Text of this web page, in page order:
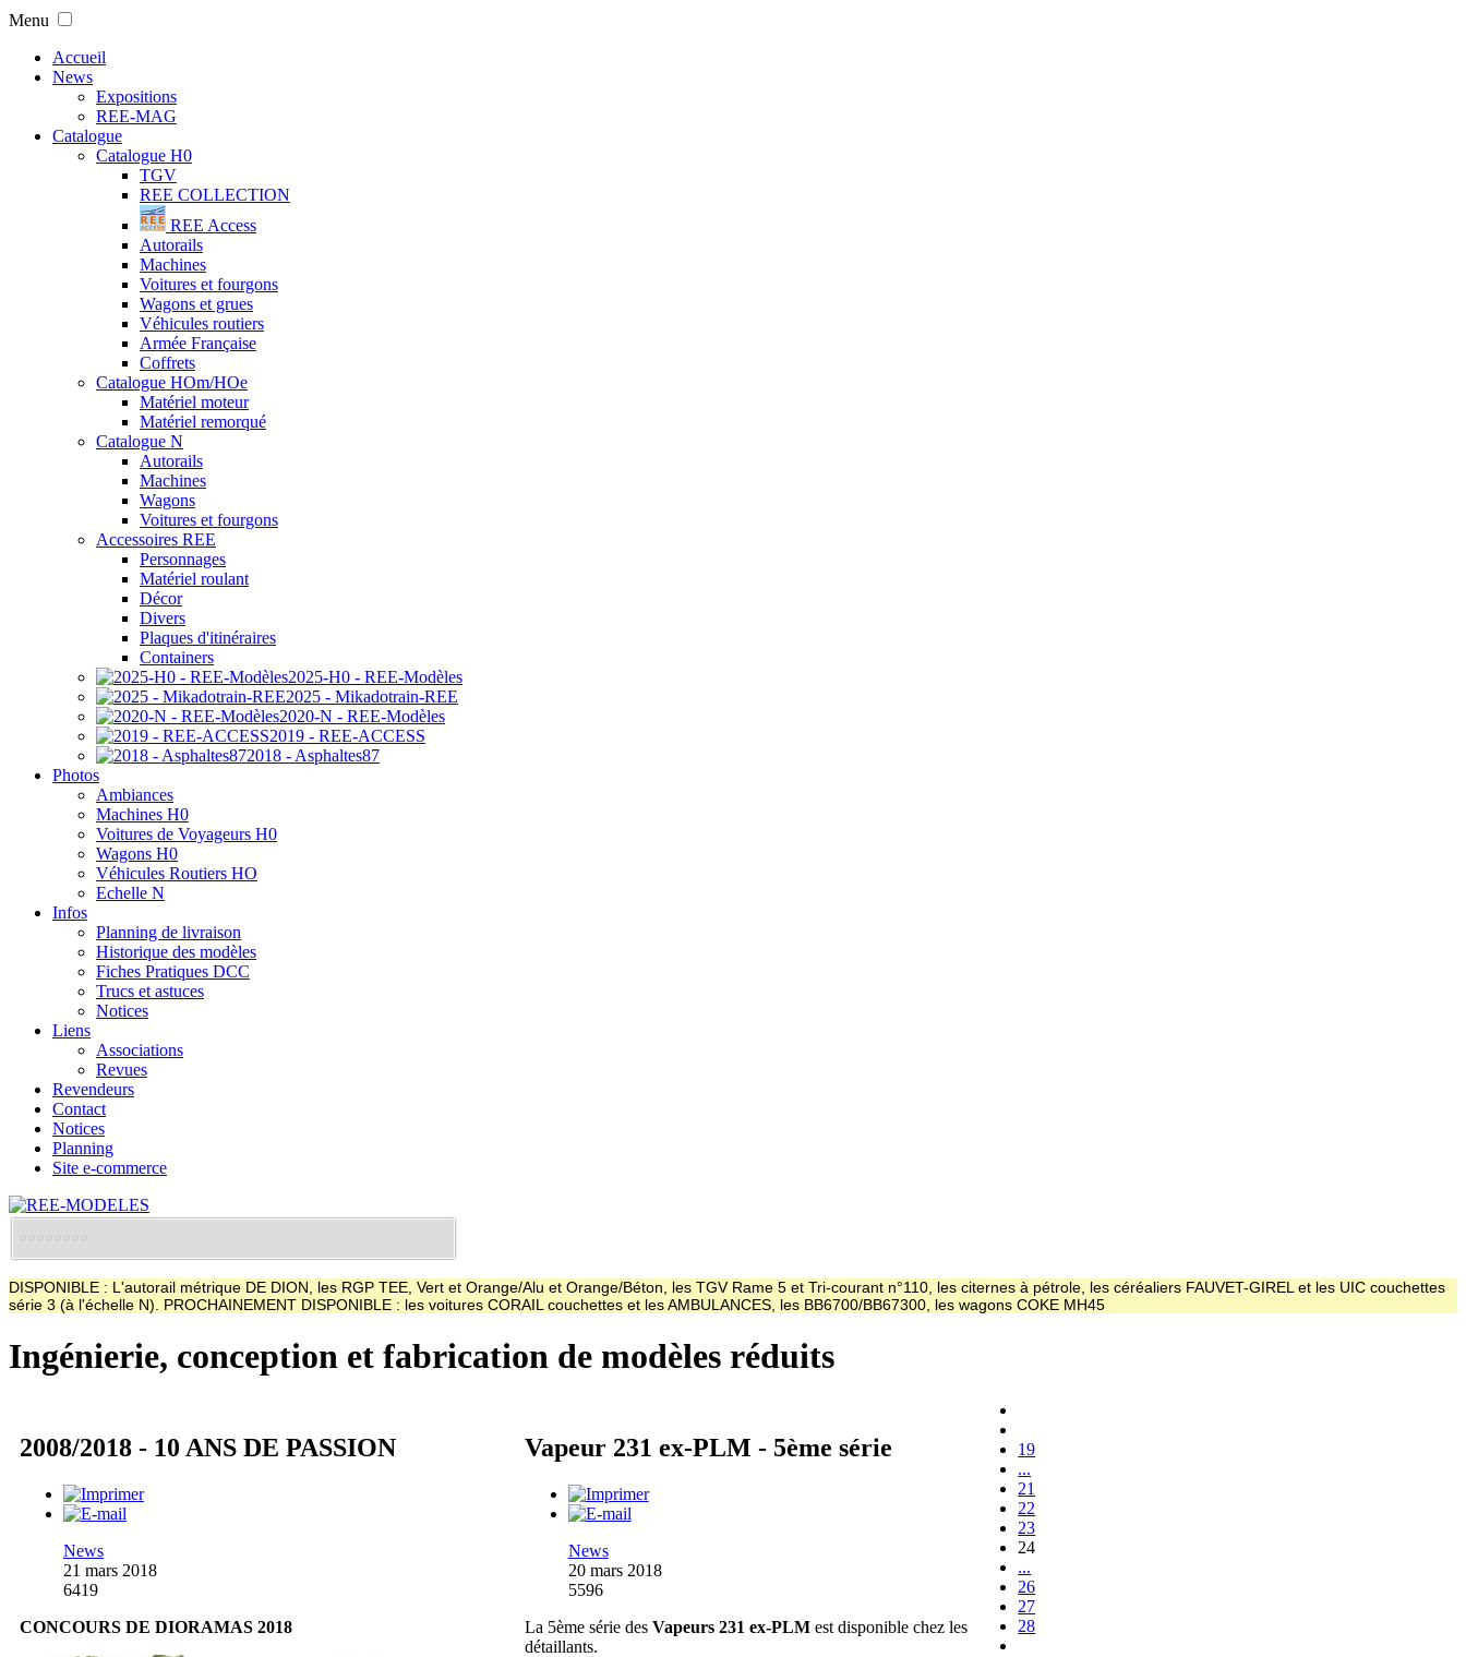
Menu
Accueil
News
Expositions
REE-MAG
Catalogue
Catalogue H0
TGV
REE COLLECTION
REE Access
Autorails
Machines
Voitures et fourgons
Wagons et grues
Véhicules routiers
Armée Française
Coffrets
Catalogue HOm/HOe
Matériel moteur
Matériel remorqué
Catalogue N
Autorails
Machines
Wagons
Voitures et fourgons
Accessoires REE
Personnages
Matériel roulant
Décor
Divers
Plaques d'itinéraires
Containers
2025-H0 - REE-Modèles
2025 - Mikadotrain-REE
2020-N - REE-Modèles
2019 - REE-ACCESS
2018 - Asphaltes87
Photos
Ambiances
Machines H0
Voitures de Voyageurs H0
Wagons H0
Véhicules Routiers HO
Echelle N
Infos
Planning de livraison
Historique des modèles
Fiches Pratiques DCC
Trucs et astuces
Notices
Liens
Associations
Revues
Revendeurs
Contact
Notices
Planning
Site e-commerce
DISPONIBLE : L'autorail métrique DE DION, les RGP TEE, Vert et Orange/Alu et Orange/Béton, les TGV Rame 5 et Tri-courant n°110, les citernes à pétrole, les céréaliers FAUVET-GIREL et les UIC couchettes
série 3 (à l'échelle N). PROCHAINEMENT DISPONIBLE : les voitures CORAIL couchettes et les AMBULANCES, les BB6700/BB67300, les wagons COKE MH45
Ingénierie, conception et fabrication de modèles réduits
2008/2018 - 10 ANS DE PASSION
News
21 mars 2018
6419
CONCOURS DE DIORAMAS 2018
Vapeur 231 ex-PLM - 5ème série
News
20 mars 2018
5596
La 5ème série des Vapeurs 231 ex-PLMest disponible chez les
détaillants.
19
...
21
22
23
24
...
26
27
28